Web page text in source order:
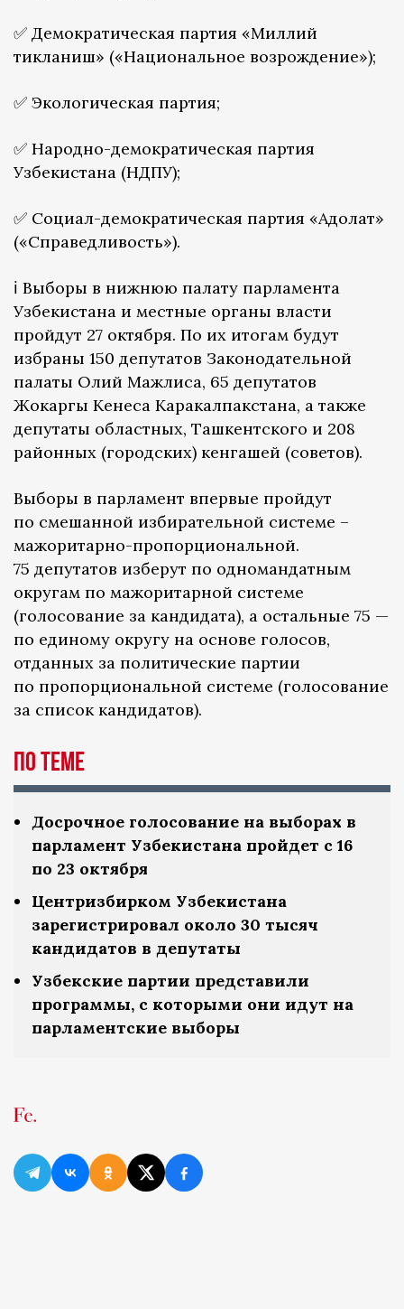
✅ Демократическая партия «Миллий
тикланиш» («Национальное возрождение»);
✅ Экологическая партия;
✅ Народно-демократическая партия
Узбекистана (НДПУ);
✅ Социал-демократическая партия «Адолат»
(«Справедливость»).
ℹ️ Выборы в нижнюю палату парламента
Узбекистана и местные органы власти
пройдут 27 октября. По их итогам будут
избраны 150 депутатов Законодательной
палаты Олий Мажлиса, 65 депутатов
Жокаргы Кенеса Каракалпакстана, а также
депутаты областных, Ташкентского и 208
районных (городских) кенгашей (советов).
Выборы в парламент впервые пройдут
по смешанной избирательной системе –
мажоритарно-пропорциональной.
75 депутатов изберут по одномандатным
округам по мажоритарной системе
(голосование за кандидата), а остальные 75 —
по единому округу на основе голосов,
отданных за политические партии
по пропорциональной системе (голосование
за список кандидатов).
По теме
Досрочное голосование на выборах в
парламент Узбекистана пройдет с 16
по 23 октября
Центризбирком Узбекистана
зарегистрировал около 30 тысяч
кандидатов в депутаты
Узбекские партии представили
программы, с которыми они идут на
парламентские выборы